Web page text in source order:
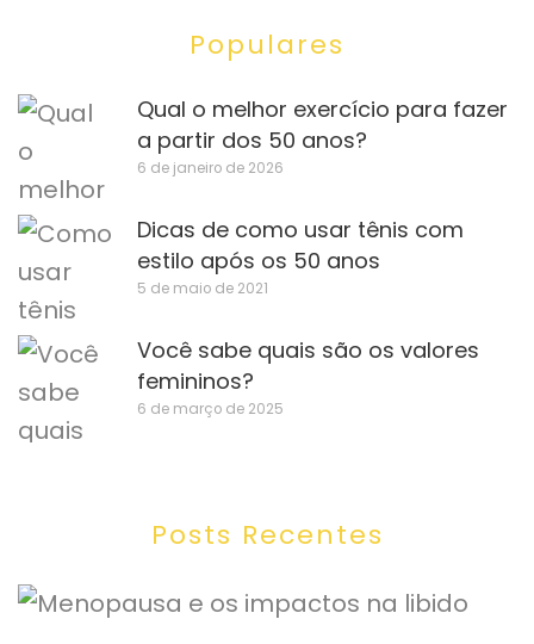
Populares
Qual o melhor exercício para fazer
a partir dos 50 anos?
6 de janeiro de 2026
Dicas de como usar tênis com
estilo após os 50 anos
5 de maio de 2021
Você sabe quais são os valores
femininos?
6 de março de 2025
Posts Recentes